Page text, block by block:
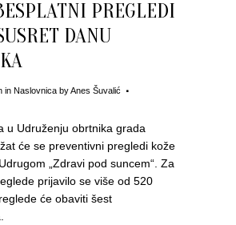
PREGLEDI
DANU
in Naslovnica byAnes Šuvalić
u Udruženju obrtnika grada
će se preventivni pregledi kože
„Zdravi pod suncem“. Za
prijavilo se više od 520
će obaviti šest